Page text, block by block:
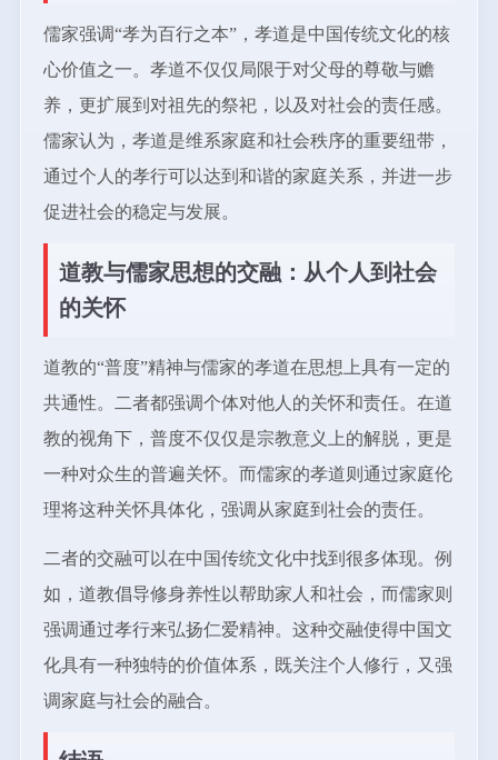
儒家强调“孝为百行之本”，孝道是中国传统文化的核
心价值之一。孝道不仅仅局限于对父母的尊敬与赡
养，更扩展到对祖先的祭祀，以及对社会的责任感。
儒家认为，孝道是维系家庭和社会秩序的重要纽带，
通过个人的孝行可以达到和谐的家庭关系，并进一步
促进社会的稳定与发展。
道教与儒家思想的交融：从个人到社会
的关怀
道教的“普度”精神与儒家的孝道在思想上具有一定的
共通性。二者都强调个体对他人的关怀和责任。在道
教的视角下，普度不仅仅是宗教意义上的解脱，更是
一种对众生的普遍关怀。而儒家的孝道则通过家庭伦
理将这种关怀具体化，强调从家庭到社会的责任。
二者的交融可以在中国传统文化中找到很多体现。例
如，道教倡导修身养性以帮助家人和社会，而儒家则
强调通过孝行来弘扬仁爱精神。这种交融使得中国文
化具有一种独特的价值体系，既关注个人修行，又强
调家庭与社会的融合。